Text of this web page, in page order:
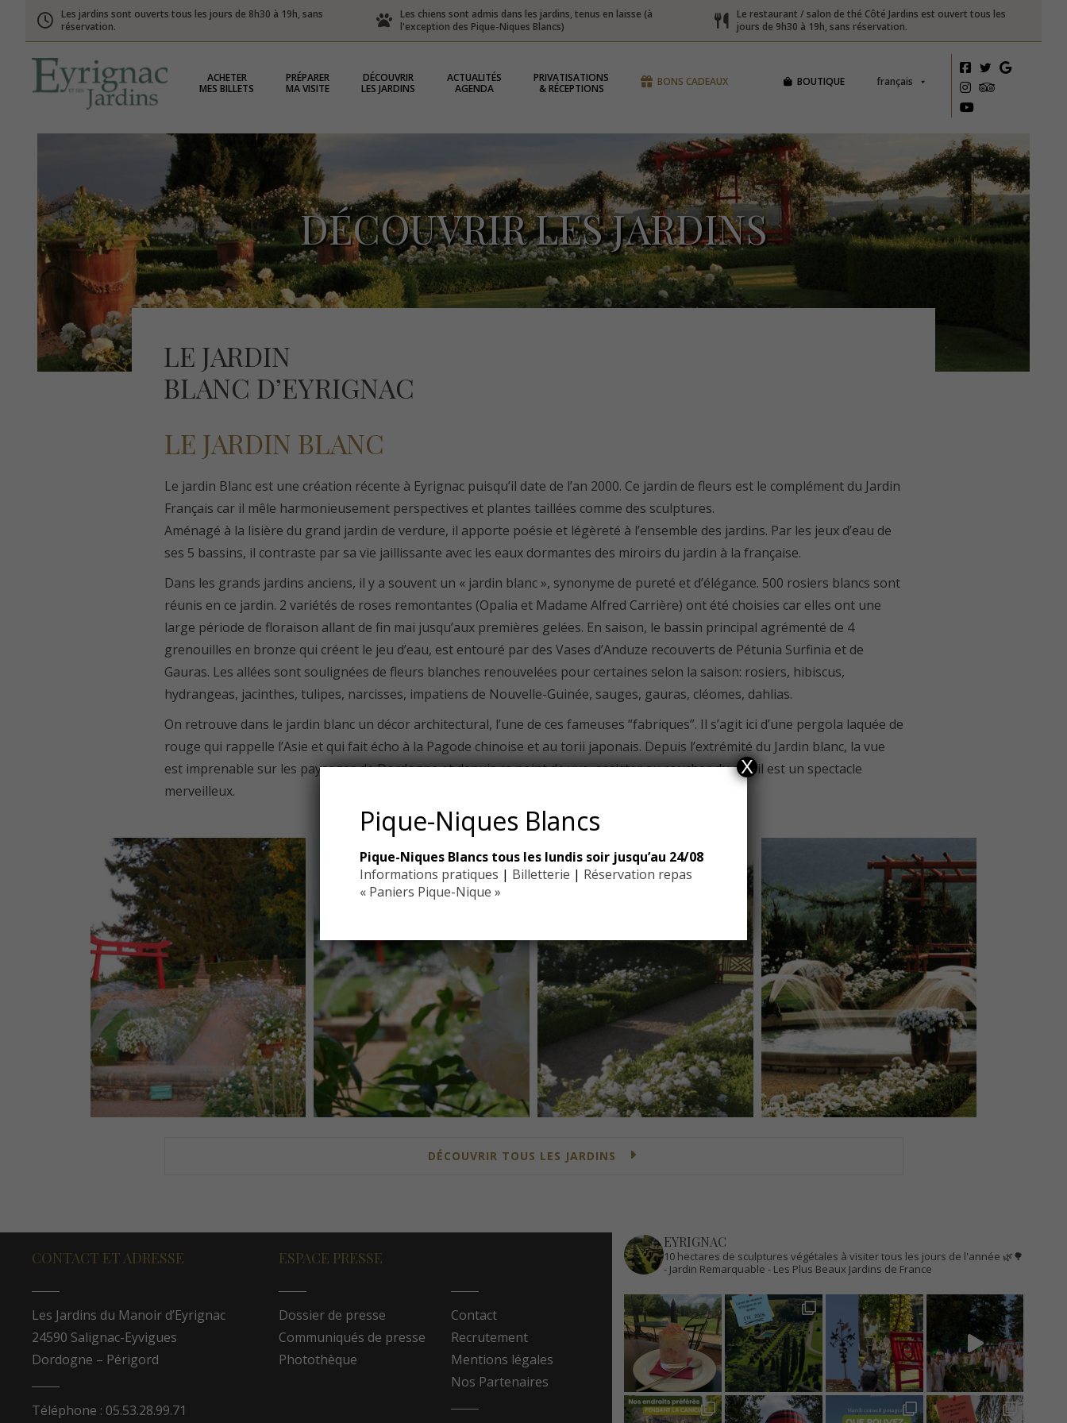
Les jardins sont ouverts tous les jours de 8h30 à 19h, sans
réservation.
Les chiens sont admis dans les jardins, tenus en laisse (à
l'exception des Pique-Niques Blancs)
Le restaurant / salon de thé Côté Jardins est ouvert tous les
jours de 9h30 à 19h, sans réservation.
ACHETER
MES BILLETS
PRÉPARER
MA VISITE
DÉCOUVRIR
LES JARDINS
ACTUALITÉS
AGENDA
PRIVATISATIONS
& RÉCEPTIONS
français
BOUTIQUE
BONS CADEAUX
DÉCOUVRIR LES JARDINS
LE JARDIN
BLANC D’EYRIGNAC
LE JARDIN BLANC
Le jardin Blanc est une création récente à Eyrignac puisqu’il date de l’an 2000. Ce jardin de fleurs est le complément du Jardin
Français car il mêle harmonieusement perspectives et plantes taillées comme des sculptures.
Aménagé à la lisière du grand jardin de verdure, il apporte poésie et légèreté à l’ensemble des jardins. Par les jeux d’eau de
ses 5 bassins, il contraste par sa vie jaillissante avec les eaux dormantes des miroirs du jardin à la française.
Dans les grands jardins anciens, il y a souvent un « jardin blanc », synonyme de pureté et d’élégance. 500 rosiers blancs sont
réunis en ce jardin. 2 variétés de roses remontantes (Opalia et Madame Alfred Carrière) ont été choisies car elles ont une
large période de floraison allant de fin mai jusqu’aux premières gelées. En saison, le bassin principal agrémenté de 4
grenouilles en bronze qui créent le jeu d’eau, est entouré par des Vases d’Anduze recouverts de Pétunia Surfinia et de
Gauras. Les allées sont soulignées de fleurs blanches renouvelées pour certaines selon la saison: rosiers, hibiscus,
hydrangeas, jacinthes, tulipes, narcisses, impatiens de Nouvelle-Guinée, sauges, gauras, cléomes, dahlias.
On retrouve dans le jardin blanc un décor architectural, l’une de ces fameuses “fabriques”. Il s’agit ici d’une pergola laquée de
rouge qui rappelle l’Asie et qui fait écho à la Pagode chinoise et au torii japonais. Depuis l’extrémité du Jardin blanc, la vue
est imprenable sur les paysages de Dordogne et depuis ce point de vue, assister au coucher du soleil est un spectacle
merveilleux.
DÉCOUVRIR TOUS LES JARDINS
CONTACT ET ADRESSE
Les Jardins du Manoir d’Eyrignac
24590 Salignac-Eyvigues
Dordogne – Périgord
Téléphone : 05.53.28.99.71
ESPACE PRESSE
Dossier de presse
Communiqués de presse
Photothèque
Contact
Recrutement
Mentions légales
Nos Partenaires
EYRIGNAC
10 hectares de sculptures végétales à visiter tous les jours de l'année 🌿🌳
- Jardin Remarquable- Les Plus Beaux Jardins de France
Pique-Niques Blancs
Pique-Niques Blancs tous les lundis soir jusqu’au 24/08
Informations pratiques | Billetterie | Réservation repas
« Paniers Pique-Nique »
X